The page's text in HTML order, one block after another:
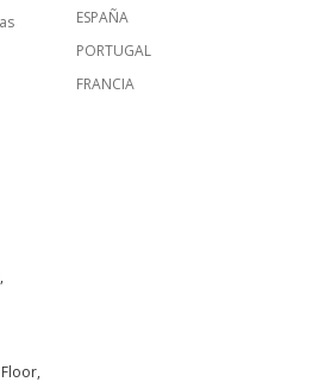
ESPAÑA
PORTUGAL
FRANCIA